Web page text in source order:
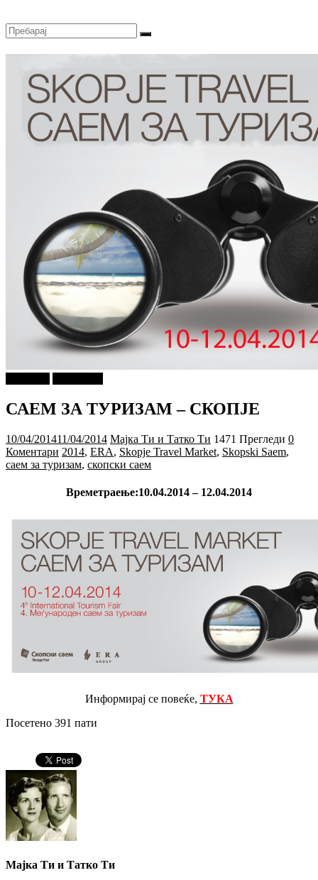
САЕМ ЗА ТУРИЗАМ – СКОПЈЕ
10/04/201411/04/2014 Мајка Ти и Татко Ти 1471 Прегледи 0
Коментари 2014, ERA, Skopje Travel Market, Skopski Saem,
саем за туризам, скопски саем
Времетраење:10.04.2014 – 12.04.2014
Информирај се повеќе, ТУКА
Посетено 391 пати
Мајка Ти и Татко Ти